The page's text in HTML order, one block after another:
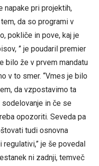
napake pri projektih,
da so programi v
pokliče in pove, kaj je
” je poudaril premier
bilo že v prvem mandatu
v to smer. “Vmes je bilo
da vzpostavimo ta
in če se
opozoriti. Seveda pa
tudi osnovna
je še povedal
ni zadnji, temveč